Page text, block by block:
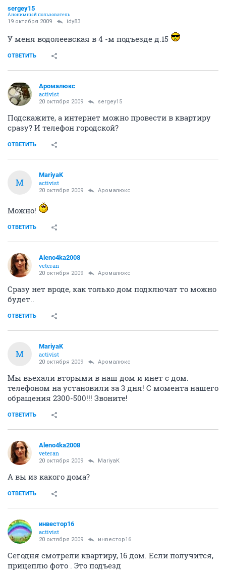
sergey15
Анонимный пользователь
19 октября 2009 idy83
У меня водолеевская в 4 -м подъезде д.15
ОТВЕТИТЬ
Аромалюкс
activist
20 октября 2009 sergey15
Подскажите, а интернет можно провести в квартиру
сразу? И телефон городской?
ОТВЕТИТЬ
M
MariyaK
activist
20 октября 2009 Аромалюкс
Можно!
ОТВЕТИТЬ
Aleno4ka2008
veteran
20 октября 2009 Аромалюкс
Сразу нет вроде, как только дом подключат то можно
будет..
ОТВЕТИТЬ
M
MariyaK
activist
20 октября 2009 Аромалюкс
Мы вьехали вторыми в наш дом и инет с дом.
телефоном на установили за 3 дня! С момента нашего
обращения 2300-500!!! Звоните!
ОТВЕТИТЬ
Aleno4ka2008
veteran
20 октября 2009 MariyaK
А вы из какого дома?
ОТВЕТИТЬ
инвестор16
activist
20 октября 2009 инвестор16
Сегодня смотрели квартиру, 16 дом. Если получится,
прицеплю фото . Это подъезд